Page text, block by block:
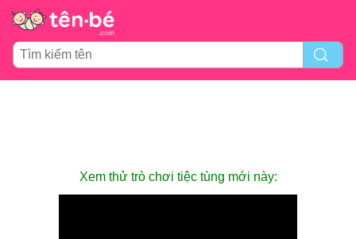
Xem thử trò chơi tiệc tùng mới này: